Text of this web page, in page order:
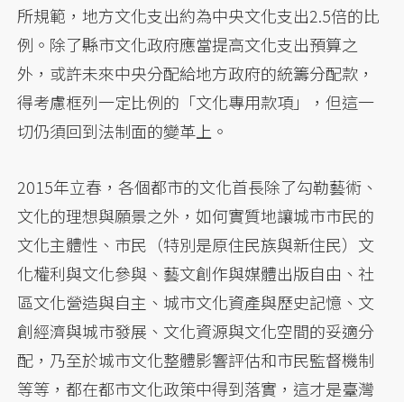
所規範，地方文化支出約為中央文化支出2.5倍的比
例。除了縣市文化政府應當提高文化支出預算之
外，或許未來中央分配給地方政府的統籌分配款，
得考慮框列一定比例的「文化專用款項」，但這一
切仍須回到法制面的變革上。
2015年立春，各個都市的文化首長除了勾勒藝術、
文化的理想與願景之外，如何實質地讓城市市民的
文化主體性、市民（特別是原住民族與新住民）文
化權利與文化參與、藝文創作與媒體出版自由、社
區文化營造與自主、城市文化資產與歷史記憶、文
創經濟與城市發展、文化資源與文化空間的妥適分
配，乃至於城市文化整體影響評估和市民監督機制
等等，都在都市文化政策中得到落實，這才是臺灣